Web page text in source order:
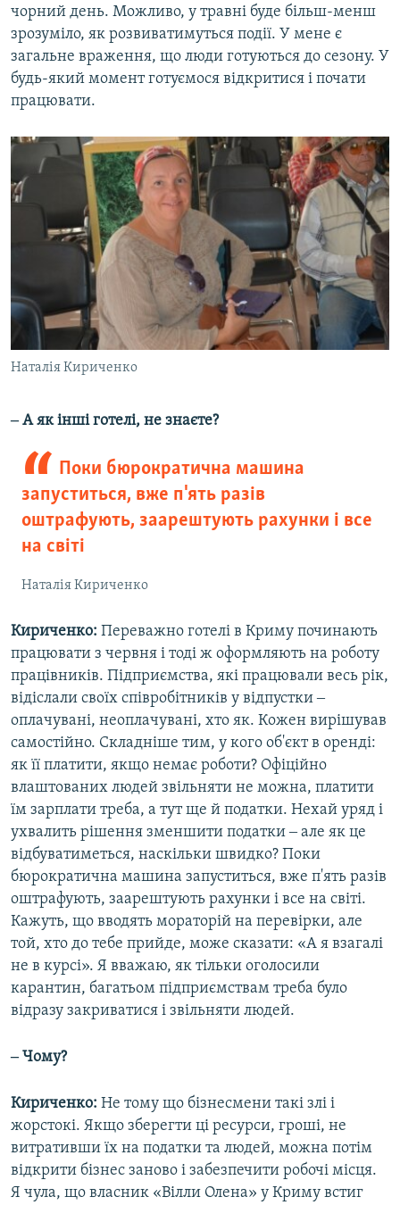
чорний день. Можливо, у травні буде більш-менш
зрозуміло, як розвиватимуться події. У мене є
загальне враження, що люди готуються до сезону. У
будь-який момент готуємося відкритися і почати
працювати.
Наталія Кириченко
‒ А як інші готелі, не знаєте?​
Поки бюрократична машина
запуститься, вже п'ять разів
оштрафують, заарештують рахунки і все
на світі
Наталія Кириченко
Кириченко: Переважно готелі в Криму починають
працювати з червня і тоді ж оформляють на роботу
працівників. Підприємства, які працювали весь рік,
відіслали своїх співробітників у відпустки ‒
оплачувані, неоплачувані, хто як. Кожен вирішував
самостійно. Складніше тим, у кого об'єкт в оренді:
як її платити, якщо немає роботи? Офіційно
влаштованих людей звільняти не можна, платити
їм зарплати треба, а тут ще й податки. Нехай уряд і
ухвалить рішення зменшити податки ‒ але як це
відбуватиметься, наскільки швидко? Поки
бюрократична машина запуститься, вже п'ять разів
оштрафують, заарештують рахунки і все на світі.
Кажуть, що вводять мораторій на перевірки, але
той, хто до тебе прийде, може сказати: «А я взагалі
не в курсі». Я вважаю, як тільки оголосили
карантин, багатьом підприємствам треба було
відразу закриватися і звільняти людей.
‒ Чому?
Кириченко: Не тому що бізнесмени такі злі і
жорстокі. Якщо зберегти ці ресурси, гроші, не
витративши їх на податки та людей, можна потім
відкрити бізнес заново і забезпечити робочі місця.
Я чула, що власник «Вілли Олена» у Криму встиг